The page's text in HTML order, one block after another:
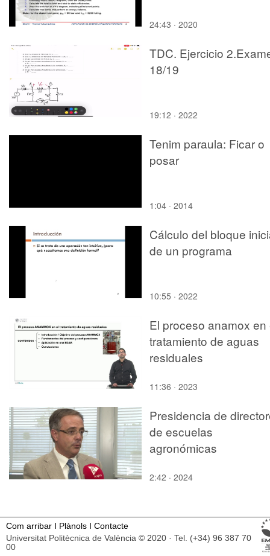
24:43 · 2020
TDC. Ejercicio
18/19
19:12 · 2022
Tenim paraula: Ficar o
posar
1:04 · 2014
Cálculo del bloque
de un programa
10:55 · 2022
El proceso anamox en
tratamiento de aguas
residuales
11:36 · 2023
Presidencia de
de escuelas
agronómicas
2:42 · 2024
Com arribar I Plànols I Contacte
Universitat Politècnica de València © 2020 · Tel. (+34) 96 387 70
00